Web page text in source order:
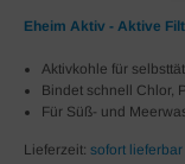
Eheim Aktiv - Aktive
Aktivkohle für
Bindet schnell Chlor,
Für Süß- und
Lieferzeit: sofort lieferbar